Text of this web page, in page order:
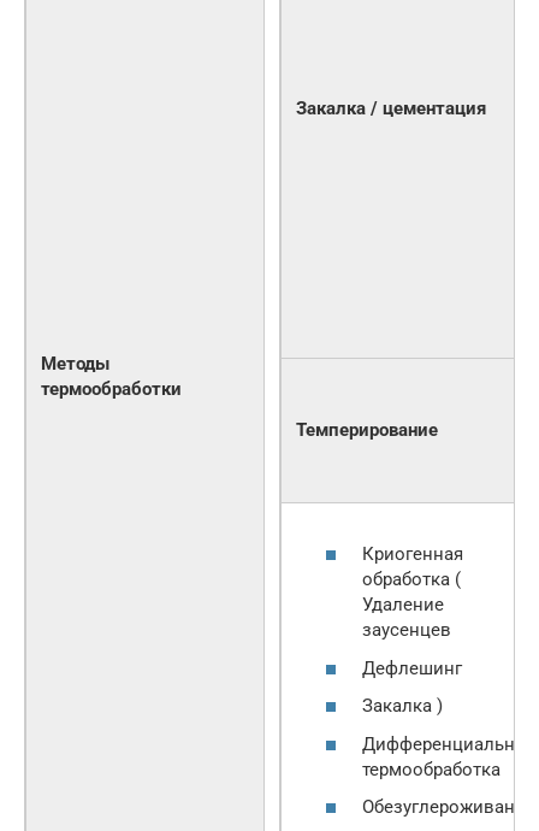
Методы
термообработки
Закалка / цементация
Темперирование
Криогенная
обработка (
Удаление
заусенцев
Дефлешинг
Закалка )
Дифференциальная
термообработка
Обезуглероживание